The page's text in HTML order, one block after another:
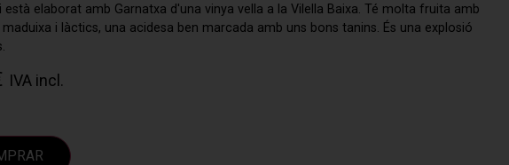
està elaborat amb Garnatxa d'una vinya vella a la Vilella Baixa. Té molta fruita amb
i làctics, una acidesa ben marcada amb uns bons tanins. És una explosió
IVA incl.